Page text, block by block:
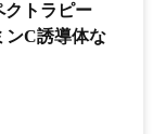
クトラピー
ンC誘導体な